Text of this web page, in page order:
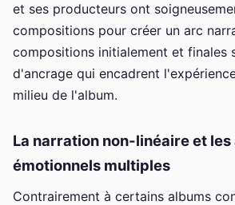
et ses producteurs ont
compositions pour créer un arc
compositions initialement et finales
d'ancrage qui encadrent
milieu de l'album.
La narration non-linéaire et les
émotionnels multiples
Contrairement à certains albums